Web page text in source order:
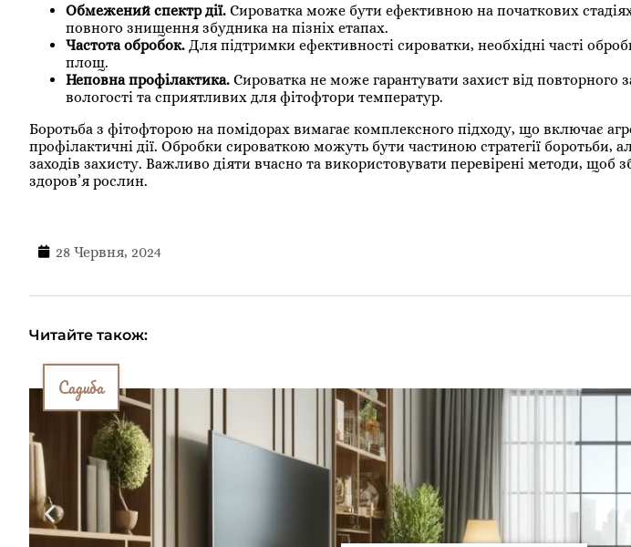
Обмежений спектр дії. Сироватка може бути ефективною на початкових
повного знищення збудника на пізніх етапах.
Частота обробок. Для підтримки ефективності сироватки, необхідні часті
площ.
Неповна профілактика. Сироватка не може гарантувати захист від повторного
вологості та сприятливих для фітофтори температур.
Боротьба з фітофторою на помідорах вимагає комплексного підходу, що включає
профілактичні дії. Обробки сироваткою можуть бути частиною стратегії боротьби,
заходів захисту. Важливо діяти вчасно та використовувати перевірені методи, щоб
здоров’я рослин.
28 Червня, 2024
Читайте також:
Садиба